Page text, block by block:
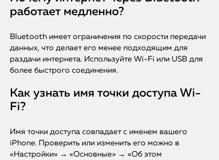
iPhone
MacBook
iPad
работает медленно?
Bluetooth имеет ограничения по скорости передачи
данных, что делает его менее подходящим для
раздачи интернета. Используйте Wi-Fi или USB для
более быстрого соединения.
Как узнать имя точки доступа Wi-
Fi?
Имя точки доступа совпадает с именем вашего
iPhone. Проверить или изменить его можно в
«Настройки» → «Основные» → «Об этом